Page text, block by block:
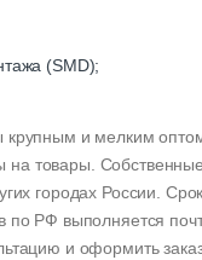
(SMD);
крупным и мелким
товары.
городах России.
по РФ выполняется
и оформить